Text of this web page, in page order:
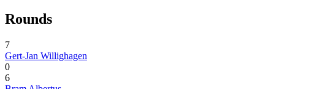
Rounds
7
Gert-Jan Willighagen
0
6